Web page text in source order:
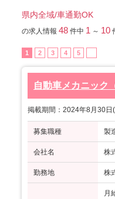
県内全域/車通勤OK
の求人情報 48 件中 1 ～ 10
1 2 3 4 5
自動車メカニック
掲載期間：2024年8月30
募集職種 製
会社名 株
勤務地 株
月